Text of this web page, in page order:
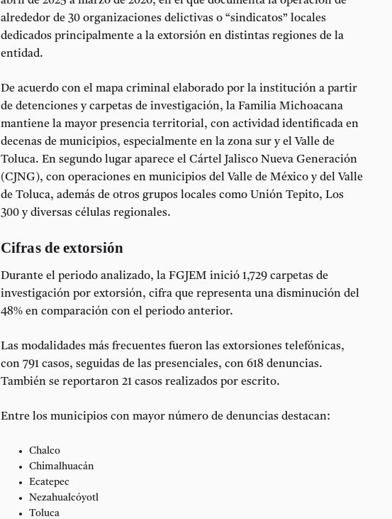
alrededor de 30 organizaciones delictivas o “sindicatos” locales
dedicados principalmente a la extorsión en distintas regiones de la
entidad.
De acuerdo con el mapa criminal elaborado por la institución a partir
de detenciones y carpetas de investigación, la Familia Michoacana
mantiene la mayor presencia territorial, con actividad identificada en
decenas de municipios, especialmente en la zona sur y el Valle de
Toluca. En segundo lugar aparece el Cártel Jalisco Nueva Generación
(CJNG), con operaciones en municipios del Valle de México y del Valle
de Toluca, además de otros grupos locales como Unión Tepito, Los
300y diversas células regionales.
Cifras de extorsión
Durante el periodo analizado, la FGJEM inició 1,729 carpetas de
investigación por extorsión, cifra que representa una disminución del
48% en comparación con el periodo anterior.
Las modalidades más frecuentes fueron las extorsiones telefónicas,
con 791 casos, seguidas de las presenciales, con 618 denuncias.
También se reportaron 21 casos realizados por escrito.
Entre los municipios con mayor número de denuncias destacan:
Chalco
Chimalhuacán
Ecatepec
Nezahualcóyotl
Toluca